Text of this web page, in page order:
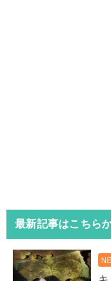
最新記事はこちら